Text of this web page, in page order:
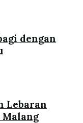
dengan
Lebaran
Malang